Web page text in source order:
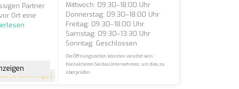
4.8 (18 Bewertungen)
Partner
Ort eine
Mittwoch: 09:30–18:00 Uhr
Donnerstag: 09:30–18:00 Uhr
Freitag: 09:30–18:00 Uhr
Samstag: 09:30–13:30 Uhr
Sonntag: Geschlossen
Die Öffnungszeiten könnten veraltet sein.
Kontaktieren Sie das Unternehmen, um dies zu
überprüfen.